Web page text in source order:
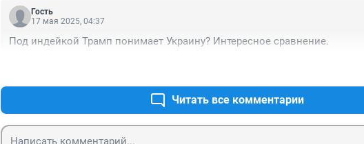
Гость
17 мая 2025, 04:37
Под индейкой Трамп понимает Украину? Интересное сравнение.
Читать все комментарии